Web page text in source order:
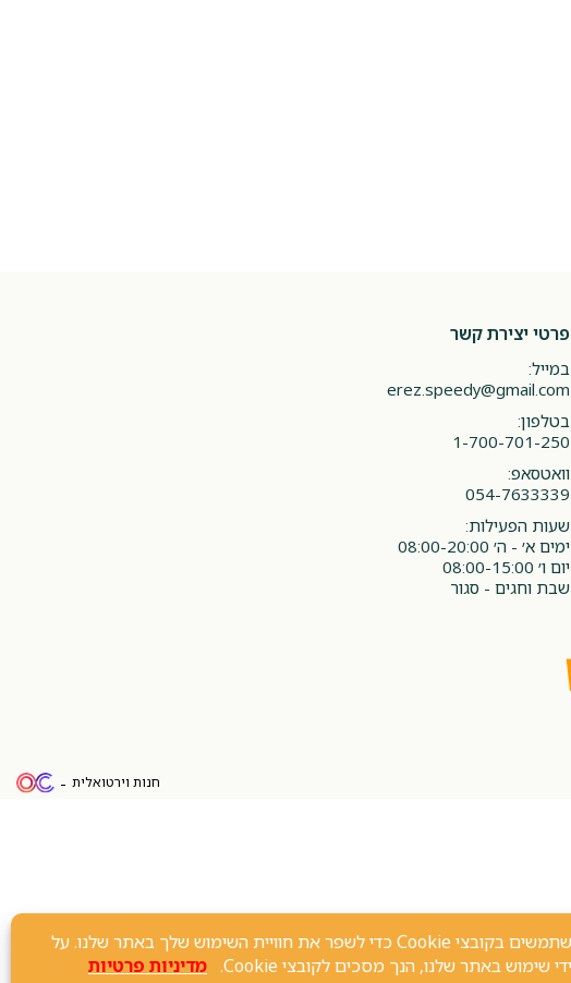
פרטי יצירת קשר
במייל:
erez.speedy@gmail.com
בטלפון:
1-700-701-250
וואטסאפ:
054-7633339
שעות הפעילות:
ימים א׳ - ה׳ 08:00-20:00
יום ו׳ 08:00-15:00
שבת וחגים - סגור
חנות וירטואלית